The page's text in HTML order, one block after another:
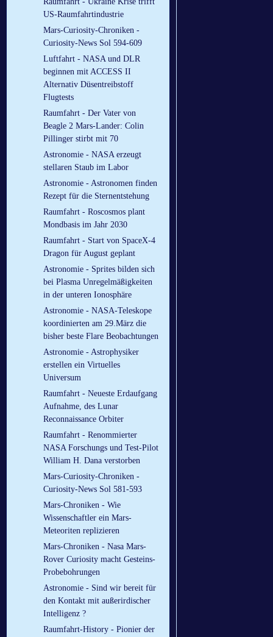
US-Raumfahrtindustrie
Mars-Curiosity-Chroniken -
Curiosity-News Sol 594-609
Luftfahrt - NASA und DLR
beginnen mit ACCESS II
Alternativ Düsentreibstoff
Flugtests
Raumfahrt - Der Vater von
Beagle 2 Mars-Lander: Colin
Pillinger stirbt mit 70
Astronomie - NASA erzeugt
stellaren Staub im Labor
Astronomie - Astronomen finden
Rezept für die Sternentstehung
Raumfahrt - Roscosmos plant
Mondbasis im Jahr 2030
Raumfahrt - Start von SpaceX-4
Dragon für August geplant
Astronomie - Sprites bilden sich
bei Plasma Unregelmäßigkeiten
in der unteren Ionosphäre
Astronomie - NASA-Teleskope
koordinierten am 29.März die
bisher beste Flare Beobachtungen
Astronomie - Astrophysiker
erstellen ein Virtuelles
Universum
Raumfahrt - Neueste Erdaufgang
Aufnahme, des Lunar
Reconnaissance Orbiter
Raumfahrt - Renommierter
NASA Forschungs und Test-Pilot
William H. Dana verstorben
Mars-Curiosity-Chroniken -
Curiosity-News Sol 581-593
Mars-Chroniken - Wie
Wissenschaftler ein Mars-
Meteoriten replizieren
Mars-Chroniken - Nasa Mars-
Rover Curiosity macht Gesteins-
Probebohrungen
Astronomie - Sind wir bereit für
den Kontakt mit außerirdischer
Intelligenz ?
Raumfahrt-History - Pionier der